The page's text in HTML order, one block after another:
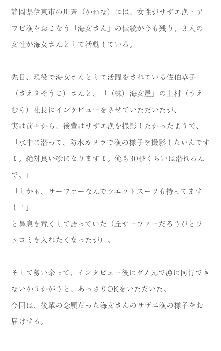
町並み 観光施設
動物と触れ合える場所 カフェ・スイーツ
神社仏閣 食
人 洞窟・島
体験 宿
MODEL COURSE
EVENT
ACCESS
COLUMN
静岡県伊東市の川奈（かわな）には、女性がサザエ漁・ア
ワビ漁をおこなう「海女さん」の伝統が今も残り、３人の
女性が海女さんとして活動している。
先日、現役で海女さんとして活躍をされている佐伯草子
（さえきそうこ）さんと、「（株）海女屋」の上村（うえ
むら）社長にインタビューをさせていただいたが、
実は前々から、後輩はサザエ漁を撮影したかったようで、
「水中に潜って、防水カメラで漁の様子を撮影したいんです
よ。絶対良い絵になりますよ。俺も30秒くらいは潜れるん
で。」
「しかも、サーファーなんでウエットスーツも持ってます
し！」
と鼻息を荒くして語っていた（丘サーファーだろうがとツ
ッコミを入れたくなったが）。
そして勢い余って、インタビュー後にダメ元で漁に同行でき
ないかうかがうと、あっさりOKをいただいた。
今回は、後輩の念願だった海女さんのサザエ漁の様子をお
届けする。